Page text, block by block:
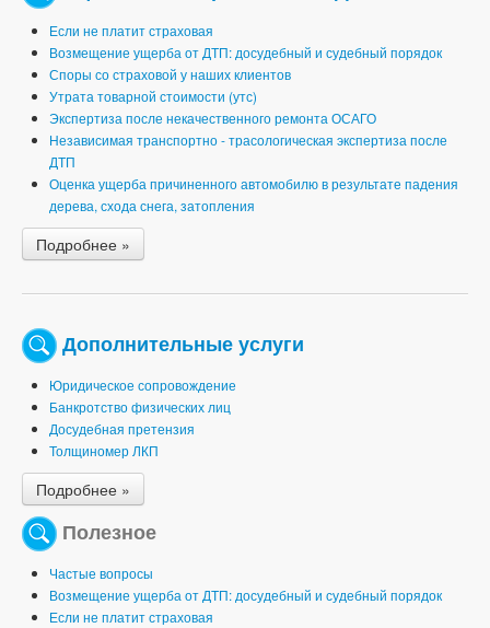
Если не платит страховая
Возмещение ущерба от ДТП: досудебный и судебный порядок
Споры со страховой у наших клиентов
Утрата товарной стоимости (утс)
Экспертиза после некачественного ремонта ОСАГО
Независимая транспортно - трасологическая экспертиза после
ДТП
Оценка ущерба причиненного автомобилю в результате падения
дерева, схода снега, затопления
Подробнее »
Дополнительные услуги
Юридическое сопровождение
Банкротство физических лиц
Досудебная претензия
Толщиномер ЛКП
Подробнее »
Полезное
Частые вопросы
Возмещение ущерба от ДТП: досудебный и судебный порядок
Если не платит страховая